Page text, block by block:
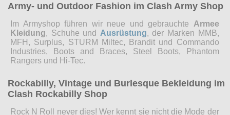
Army- und Outdoor Fashion im Clash Army Shop
Im Armyshop führen wir neue und gebrauchte Armee
Kleidung, Schuhe und Ausrüstung, der Marken MMB,
MFH, Surplus, STURM Miltec, Brandit und Commando
Industries, Boots and Braces, Steel Boots, Phantom
Rangers und Hi-Tec.
Rockabilly, Vintage und Burlesque Bekleidung im
Clash Rockabilly Shop
Rock N Roll never dies! Wer kennt sie nicht die Mode der